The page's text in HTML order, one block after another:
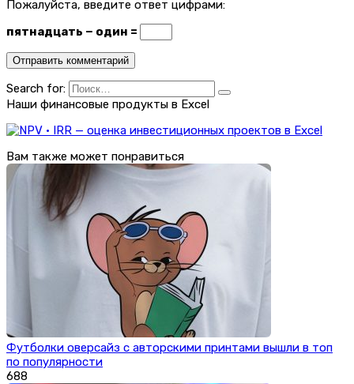
Пожалуйста, введите ответ цифрами:
пятнадцать − один =
Search for:
Наши финансовые продукты в Excel
Вам также может понравиться
Футболки оверсайз с авторскими принтами вышли в топ
по популярности
688